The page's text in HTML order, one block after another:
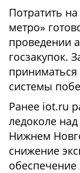
Потратить
метро»
проведении
госзакупок.
системы
Ранее iot.ru
ледоколе
Нижнем
снижение
обеспечение